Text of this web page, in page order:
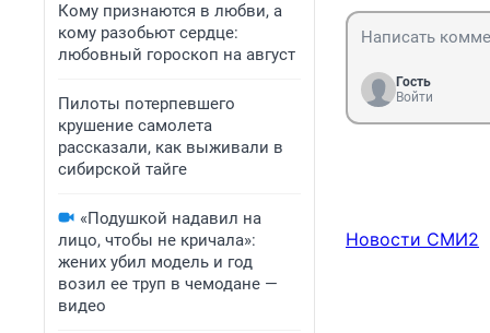
Кому признаются в любви, а
кому разобьют сердце:
любовный гороскоп на август
Пилоты потерпевшего
крушение самолета
рассказали, как выживали в
сибирской тайге
«Подушкой надавил на
лицо, чтобы не кричала»:
жених убил модель и год
возил ее труп в чемодане —
видео
Гость
Войти
Новости СМИ2